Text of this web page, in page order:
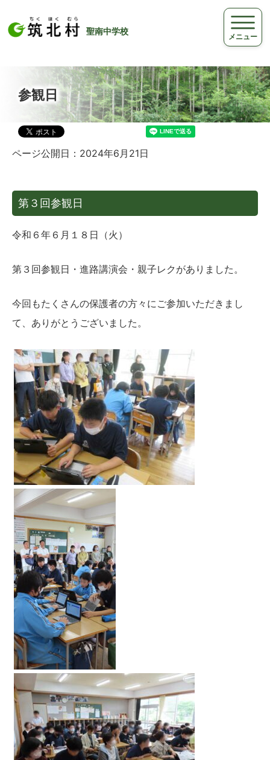
聖南中学校
メニュー
参観日
ページ公開日：2024年6月21日
第３回参観日
令和６年６月１８日（火）
第３回参観日・進路講演会・親子レクがありました。
今回もたくさんの保護者の方々にご参加いただきまし
て、ありがとうございました。